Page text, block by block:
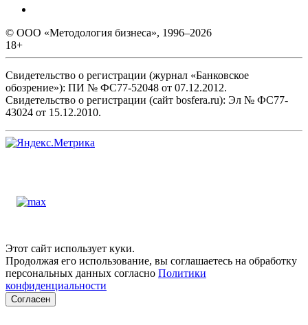
© ООО «Методология бизнеса», 1996–2026
18+
Свидетельство о регистрации (журнал «Банковское
обозрение»): ПИ № ФС77-52048 от 07.12.2012.
Свидетельство о регистрации (сайт bosfera.ru): Эл № ФС77-
43024 от 15.12.2010.
Этот сайт использует куки.
Продолжая его использование, вы соглашаетесь на обработку
персональных данных согласно Политики
конфиденциальности
Согласен